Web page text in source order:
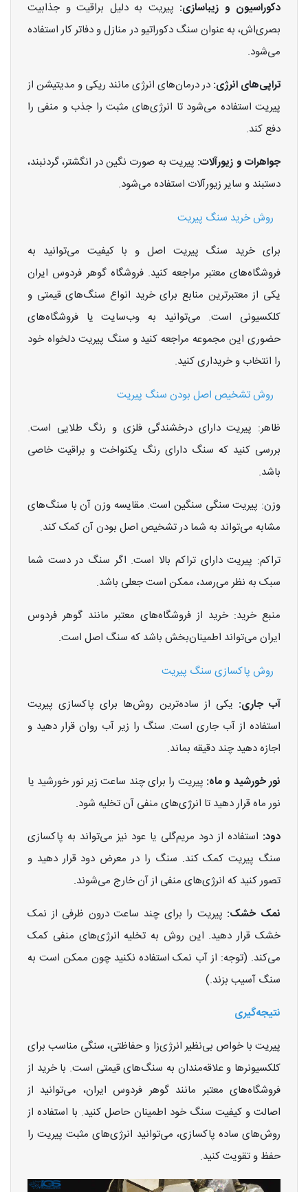
دکوراسیون و زیباسازی: پیریت به دلیل براقیت و جذابیت
بصری‌اش، به عنوان سنگ دکوراتیو در منازل و دفاتر کار استفاده
می‌شود.
تراپی‌های انرژی: در درمان‌های انرژی مانند ریکی و مدیتیشن از
پیریت استفاده می‌شود تا انرژی‌های مثبت را جذب و منفی را
دفع کند.
جواهرات و زیورآلات: پیریت به صورت نگین در انگشتر، گردنبند،
دستبند و سایر زیورآلات استفاده می‌شود.
روش خرید سنگ پیریت
برای خرید سنگ پیریت اصل و با کیفیت می‌توانید به
فروشگاه‌های معتبر مراجعه کنید. فروشگاه گوهر فردوس ایران
یکی از معتبرترین منابع برای خرید انواع سنگ‌های قیمتی و
کلکسیونی است. می‌توانید به وب‌سایت یا فروشگاه‌های
حضوری این مجموعه مراجعه کنید و سنگ پیریت دلخواه خود
را انتخاب و خریداری کنید.
روش تشخیص اصل بودن سنگ پیریت
ظاهر: پیریت دارای درخشندگی فلزی و رنگ طلایی است.
بررسی کنید که سنگ دارای رنگ یکنواخت و براقیت خاصی
باشد.
وزن: پیریت سنگی سنگین است. مقایسه وزن آن با سنگ‌های
مشابه می‌تواند به شما در تشخیص اصل بودن آن کمک کند.
تراکم: پیریت دارای تراکم بالا است. اگر سنگ در دست شما
سبک به نظر می‌رسد، ممکن است جعلی باشد.
منبع خرید: خرید از فروشگاه‌های معتبر مانند گوهر فردوس
ایران می‌تواند اطمینان‌بخش باشد که سنگ اصل است.
روش پاکسازی سنگ پیریت
آب جاری: یکی از ساده‌ترین روش‌ها برای پاکسازی پیریت
استفاده از آب جاری است. سنگ را زیر آب روان قرار دهید و
اجازه دهید چند دقیقه بماند.
نور خورشید و ماه: پیریت را برای چند ساعت زیر نور خورشید یا
نور ماه قرار دهید تا انرژی‌های منفی آن تخلیه شود.
دود: استفاده از دود مریم‌گلی یا عود نیز می‌تواند به پاکسازی
سنگ پیریت کمک کند. سنگ را در معرض دود قرار دهید و
تصور کنید که انرژی‌های منفی از آن خارج می‌شوند.
نمک خشک: پیریت را برای چند ساعت درون ظرفی از نمک
خشک قرار دهید. این روش به تخلیه انرژی‌های منفی کمک
می‌کند. (توجه: از آب نمک استفاده نکنید چون ممکن است به
سنگ آسیب بزند.)
نتیجه‌گیری
پیریت با خواص بی‌نظیر انرژی‌زا و حفاظتی، سنگی مناسب برای
کلکسیونرها و علاقه‌مندان به سنگ‌های قیمتی است. با خرید از
فروشگاه‌های معتبر مانند گوهر فردوس ایران، می‌توانید از
اصالت و کیفیت سنگ خود اطمینان حاصل کنید. با استفاده از
روش‌های ساده پاکسازی، می‌توانید انرژی‌های مثبت پیریت را
حفظ و تقویت کنید.